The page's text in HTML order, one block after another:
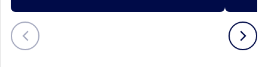
Précédent Suivant